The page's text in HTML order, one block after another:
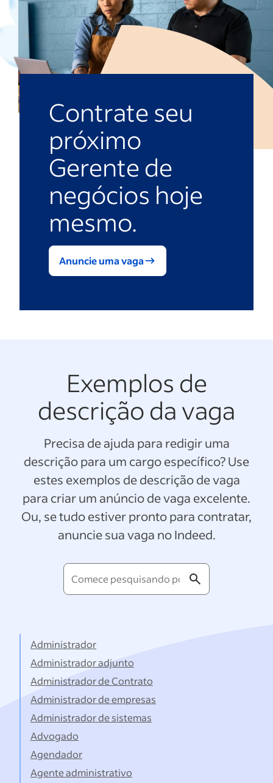
Contrate seu
próximo
Gerente de
negócios hoje
mesmo.
Anuncie uma vaga
Exemplos de
descrição da vaga
Precisa de ajuda para redigir uma
descrição para um cargo específico? Use
estes exemplos de descrição de vaga
para criar um anúncio de vaga excelente.
Ou, se tudo estiver pronto para contratar,
anuncie sua vaga no Indeed.
Comece
pesquisando
Administrador
Administrador adjunto
Administrador de Contrato
Administrador de empresas
Administrador de sistemas
Advogado
Agendador
Agente administrativo